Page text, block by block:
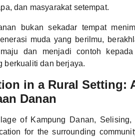
dan masyarakat setempat.
bukan sekadar tempat
muda yang berilmu,
dan menjadi contoh
berkualiti dan berjaya.
in a Rural Setting:
Danan
of Kampung Danan, Selising,
for the surrounding